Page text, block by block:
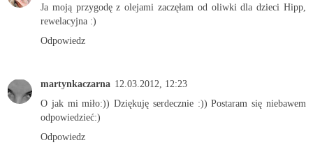
Ja moją przygodę z olejami zaczęłam od oliwki dla dzieci Hipp,
rewelacyjna :)
Odpowiedz
martynkaczarna 12.03.2012, 12:23
O jak mi miło:)) Dziękuję serdecznie :)) Postaram się niebawem
odpowiedzieć:)
Odpowiedz